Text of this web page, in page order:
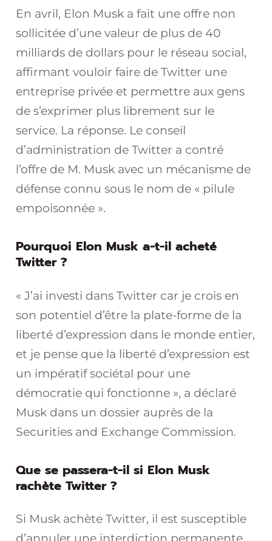
En avril, Elon Musk a fait une offre non
sollicitée d’une valeur de plus de 40
milliards de dollars pour le réseau social,
affirmant vouloir faire de Twitter une
entreprise privée et permettre aux gens
de s’exprimer plus librement sur le
service. La réponse. Le conseil
d’administration de Twitter a contré
l’offre de M. Musk avec un mécanisme de
défense connu sous le nom de « pilule
empoisonnée ».
Pourquoi Elon Musk a-t-il acheté
Twitter ?
« J’ai investi dans Twitter car je crois en
son potentiel d’être la plate-forme de la
liberté d’expression dans le monde entier,
et je pense que la liberté d’expression est
un impératif sociétal pour une
démocratie qui fonctionne », a déclaré
Musk dans un dossier auprès de la
Securities and Exchange Commission.
Que se passera-t-il si Elon Musk
rachète Twitter ?
Si Musk achète Twitter, il est susceptible